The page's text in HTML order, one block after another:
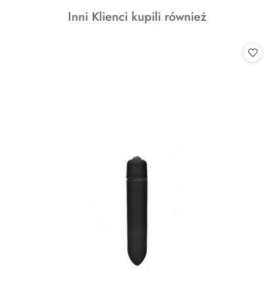
statusie:
Produkty
Inni Klienci kupili również